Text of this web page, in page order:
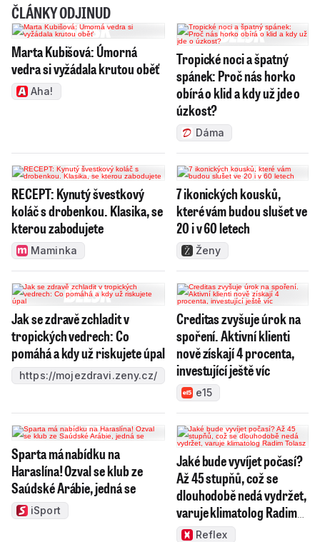
ČLÁNKY ODJINUD
Marta Kubišová: Úmorná
vedra si vyžádala krutou oběť
Aha!
Tropické noci a špatný
spánek: Proč nás horko
obírá o klid a kdy už jde o
úzkost?
Dáma
RECEPT: Kynutý švestkový
koláč s drobenkou. Klasika, se
kterou zabodujete
Maminka
7 ikonických kousků,
které vám budou slušet ve
20 i v 60 letech
Ženy
Jak se zdravě zchladit v
tropických vedrech: Co
pomáhá a kdy už riskujete úpal
https://mojezdravi.zeny.cz/
Creditas zvyšuje úrok na
spoření. Aktivní klienti
nově získají 4 procenta,
investující ještě víc
e15
Sparta má nabídku na
Haraslína! Ozval se klub ze
Saúdské Arábie, jedná se
iSport
Jaké bude vyvíjet počasí?
Až 45 stupňů, což se
dlouhodobě nedá vydržet,
varuje klimatolog Radim
TolaszReflex